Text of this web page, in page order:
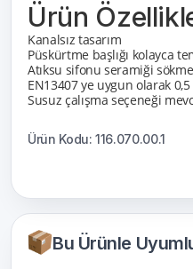
Bu Ürünle
Ürün
Kanalsız tasarım
Püskürtme başlığı kolayca
Atıksu sifonu seramiği
EN13407 ye uygun olarak
Susuz çalışma seçeneği
Ürün Kodu: 116.070.00.1